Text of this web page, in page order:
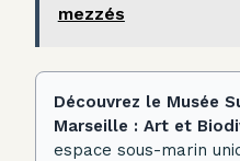
mezzés
Découvrez le Musée
Marseille : Art et
espace sous-marin